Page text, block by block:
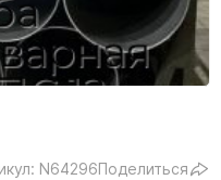
N64296Поделиться